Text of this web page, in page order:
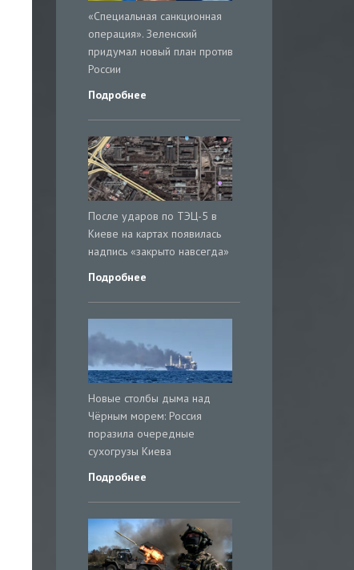
«Специальная санкционная
операция». Зеленский
придумал новый план против
России
Подробнее
После ударов по ТЭЦ-5 в
Киеве на картах появилась
надпись «закрыто навсегда»
Подробнее
Новые столбы дыма над
Чёрным морем: Россия
поразила очередные
сухогрузы Киева
Подробнее